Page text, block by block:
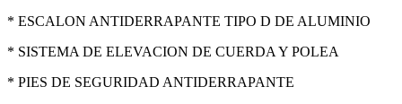
* ESCALON ANTIDERRAPANTE TIPO D DE ALUMINIO
* SISTEMA DE ELEVACION DE CUERDA Y POLEA
* PIES DE SEGURIDAD ANTIDERRAPANTE